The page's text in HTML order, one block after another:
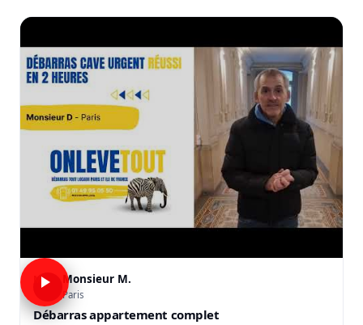
M Monsieur M.
Paris
Débarras appartement complet